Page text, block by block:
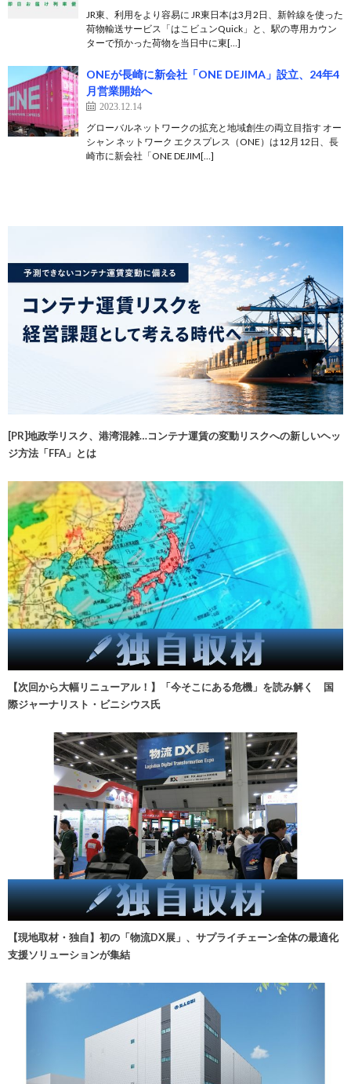
JR東、利用をより容易に JR東日本は3月2日、新幹線を使った
荷物輸送サービス「はこビュンQuick」と、駅の専用カウン
ターで預かった荷物を当日中に東[…]
ONEが長崎に新会社「ONE DEJIMA」設立、24年4
月営業開始へ
2023.12.14
グローバルネットワークの拡充と地域創生の両立目指す オー
シャン ネットワーク エクスプレス（ONE）は12月12日、長
崎市に新会社「ONE DEJIM[…]
[PR]地政学リスク、港湾混雑…コンテナ運賃の変動リスクへの新しいヘッ
ジ方法「FFA」とは
【次回から大幅リニューアル！】「今そこにある危機」を読み解く 国
際ジャーナリスト・ビニシウス氏
【現地取材・独自】初の「物流DX展」、サプライチェーン全体の最適化
支援ソリューションが集結